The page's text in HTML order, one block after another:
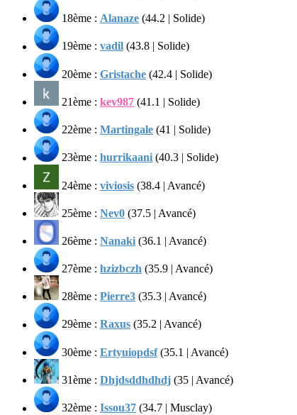
18ème : Alanaze (44.2 | Solide)
19ème : vadil (43.8 | Solide)
20ème : Gristache (42.4 | Solide)
21ème : kev987 (41.1 | Solide)
22ème : Martingale (41 | Solide)
23ème : hurrikaani (40.3 | Solide)
24ème : viviosis (38.4 | Avancé)
25ème : Nev0 (37.5 | Avancé)
26ème : Nanaki (36.1 | Avancé)
27ème : hzizbczh (35.9 | Avancé)
28ème : Pierre3 (35.3 | Avancé)
29ème : Raxus (35.2 | Avancé)
30ème : Ertyuiopdsf (35.1 | Avancé)
31ème : Dhjdsddhdhdj (35 | Avancé)
32ème : Issou37 (34.7 | Musclay)